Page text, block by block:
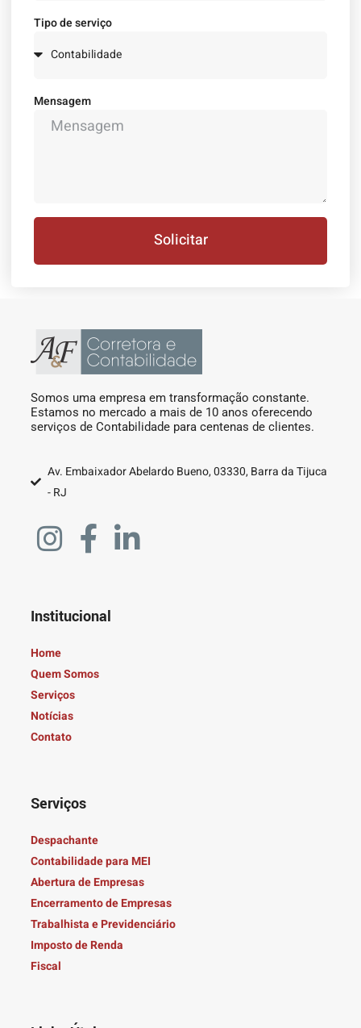
Tipo de serviço
Mensagem
Solicitar
Somos uma empresa em transformação constante.
Estamos no mercado a mais de 10 anos oferecendo
serviços de Contabilidade para centenas de clientes.
Av. Embaixador Abelardo Bueno, 03330, Barra da Tijuca
- RJ
Institucional
Home
Quem Somos
Serviços
Notícias
Contato
Serviços
Despachante
Contabilidade para MEI
Abertura de Empresas
Encerramento de Empresas
Trabalhista e Previdenciário
Imposto de Renda
Fiscal